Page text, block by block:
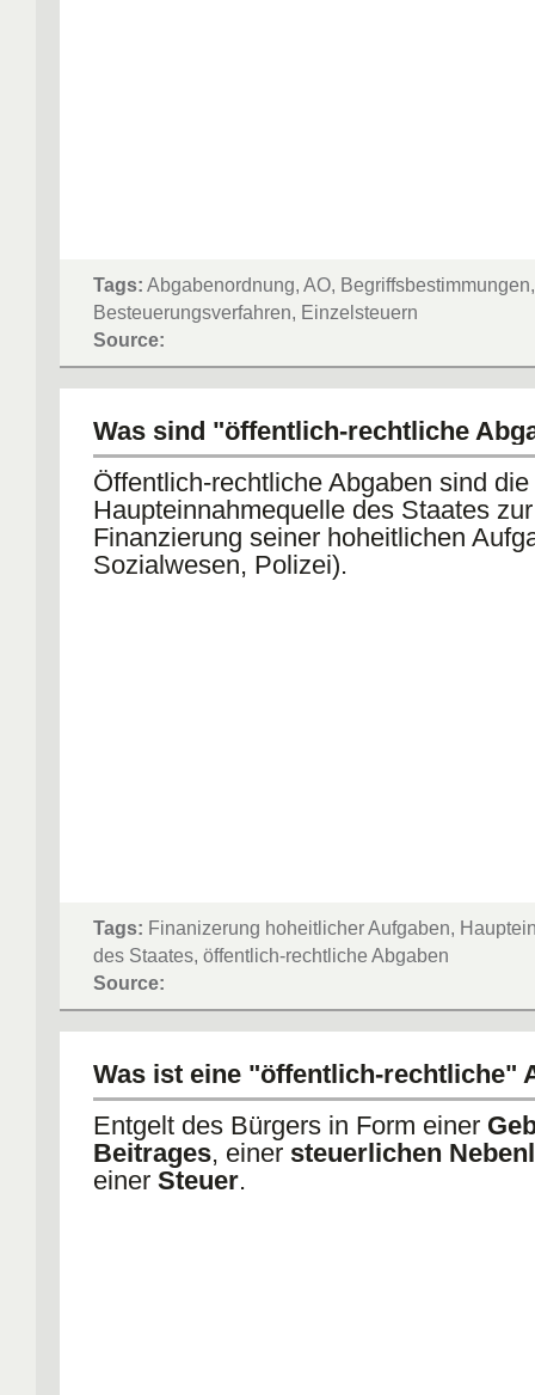
Tags: Abgabenordnung, AO, Begriffsbestimmungen,
Besteuerungsverfahren, Einzelsteuern
Source:
Was sind "öffentlich-rechtliche
Öffentlich-rechtliche Abgaben sind die
Haupteinnahmequelle des Staates zur
Finanzierung seiner hoheitlichen
Sozialwesen, Polizei).
Tags: Finanizerung hoheitlicher Aufgaben,
des Staates, öffentlich-rechtliche Abgaben
Source:
Was ist eine "öffentlich-rechtliche"
Entgelt des Bürgers in Form einer
Beitrages, einer steuerlichen
einer Steuer.